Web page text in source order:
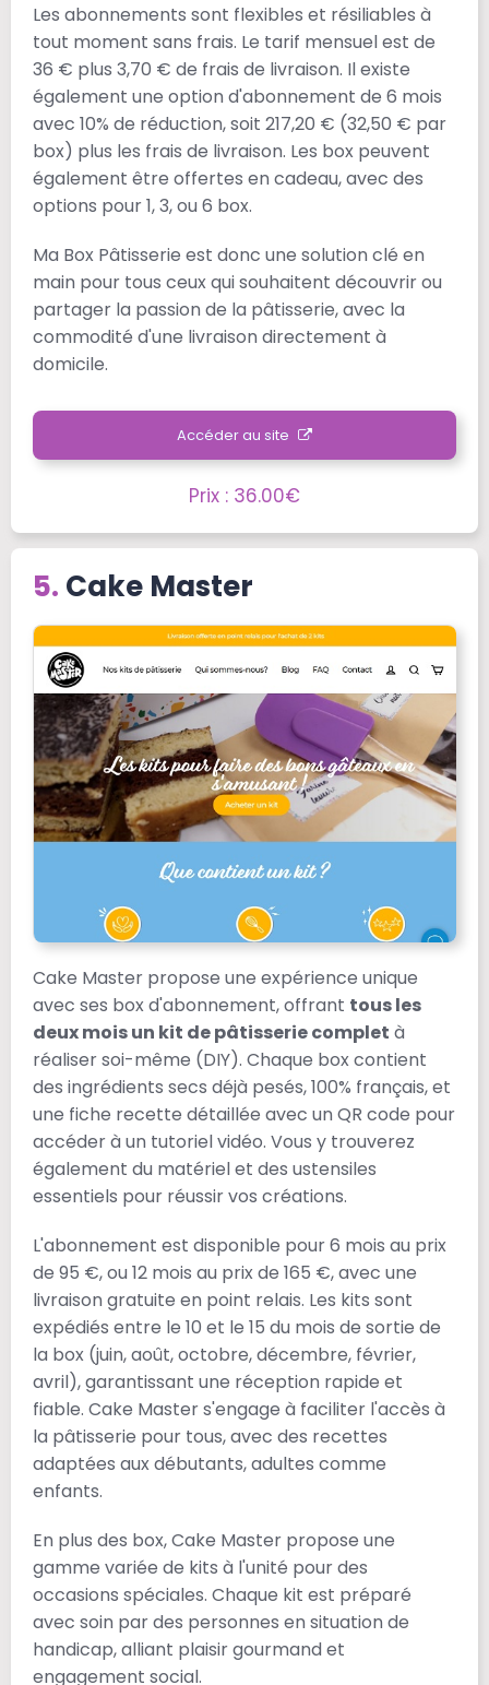
Les abonnements sont flexibles et résiliables à
tout moment sans frais. Le tarif mensuel est de
36 € plus 3,70 € de frais de livraison. Il existe
également une option d'abonnement de 6 mois
avec 10% de réduction, soit 217,20 € (32,50 € par
box) plus les frais de livraison. Les box peuvent
également être offertes en cadeau, avec des
options pour 1, 3, ou 6 box.
Ma Box Pâtisserie est donc une solution clé en
main pour tous ceux qui souhaitent découvrir ou
partager la passion de la pâtisserie, avec la
commodité d'une livraison directement à
domicile.
Accéder au site
Prix : 36.00€
Cake Master
Cake Master propose une expérience unique
avec ses box d'abonnement, offrant tous les
deux mois un kit de pâtisserie complet à
réaliser soi-même (DIY). Chaque box contient
des ingrédients secs déjà pesés, 100% français, et
une fiche recette détaillée avec un QR code pour
accéder à un tutoriel vidéo. Vous y trouverez
également du matériel et des ustensiles
essentiels pour réussir vos créations.
L'abonnement est disponible pour 6 mois au prix
de 95 €, ou 12 mois au prix de 165 €, avec une
livraison gratuite en point relais. Les kits sont
expédiés entre le 10 et le 15 du mois de sortie de
la box (juin, août, octobre, décembre, février,
avril), garantissant une réception rapide et
fiable. Cake Master s'engage à faciliter l'accès à
la pâtisserie pour tous, avec des recettes
adaptées aux débutants, adultes comme
enfants.
En plus des box, Cake Master propose une
gamme variée de kits à l'unité pour des
occasions spéciales. Chaque kit est préparé
avec soin par des personnes en situation de
handicap, alliant plaisir gourmand et
engagement social.